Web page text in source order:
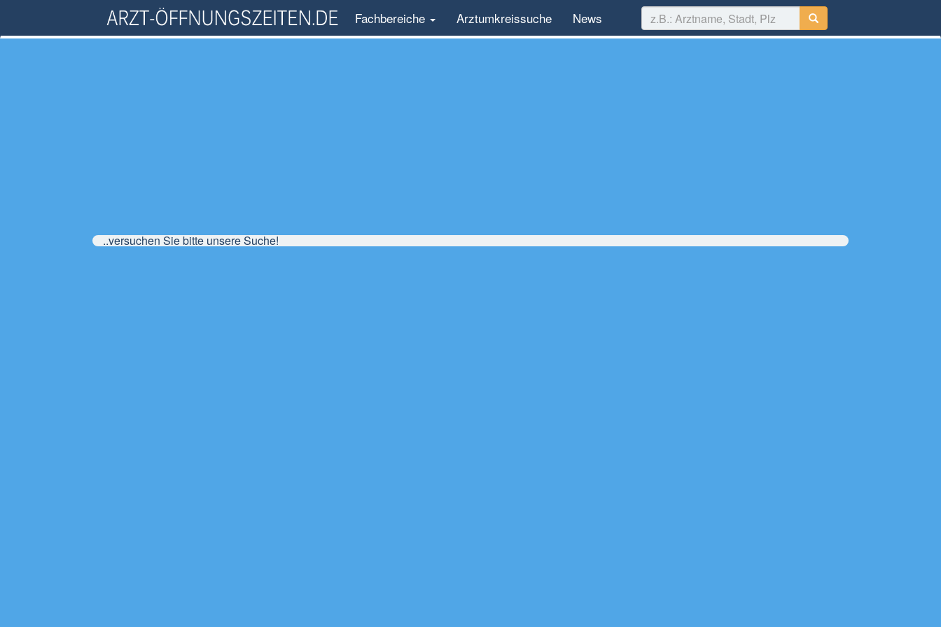
Fachbereiche Arztumkreissuche News
..versuchen Sie bitte unsere Suche!